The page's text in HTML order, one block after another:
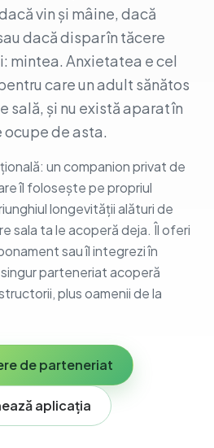
vin și mâine, dacă
dacă dispar în tăcere
mintea. Anxietatea e cel
care un adult sănătos
sală, și nu există aparat în
ocupe de asta.
un companion privat de
îl folosește pe propriul
longevității alături de
sala ta le acoperă deja. Îl oferi
sau îl integrezi în
parteneriat acoperă
plus oamenii de la
de parteneriat
aplicația